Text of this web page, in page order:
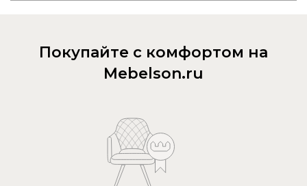
Покупайте с комфортом на
Mebelson.ru